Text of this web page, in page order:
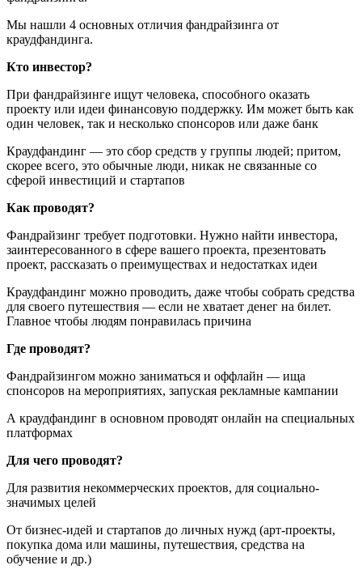
Мы нашли 4 основных отличия фандрайзинга от
краудфандинга.
Кто инвестор?
При фандрайзинге ищут человека, способного оказать
проекту или идеи финансовую поддержку. Им может быть как
один человек, так и несколько спонсоров или даже банк
Краудфандинг — это сбор средств у группы людей; притом,
скорее всего, это обычные люди, никак не связанные со
сферой инвестиций и стартапов
Как проводят?
Фандрайзинг требует подготовки. Нужно найти инвестора,
заинтересованного в сфере вашего проекта, презентовать
проект, рассказать о преимуществах и недостатках идеи
Краудфандинг можно проводить, даже чтобы собрать средства
для своего путешествия — если не хватает денег на билет.
Главное чтобы людям понравилась причина
Где проводят?
Фандрайзингом можно заниматься и оффлайн — ища
спонсоров на мероприятиях, запуская рекламные кампании
А краудфандинг в основном проводят онлайн на специальных
платформах
Для чего проводят?
Для развития некоммерческих проектов, для социально-
значимых целей
От бизнес-идей и стартапов до личных нужд (арт-проекты,
покупка дома или машины, путешествия, средства на
обучение и др.)